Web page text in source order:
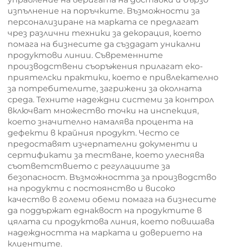
изпълнение на поръчките. Възможности за
персонализиране на марката се предлагат
чрез различни техники за декорация, което
помага на бизнесите да създадат уникални
продуктови линии. Съвременните
производствени съоръжения прилагат еко-
приятелски практики, което е привлекателно
за потребителите, загрижени за околната
среда. Техните надеждни системи за контрол
включват множество точки на инспекция,
което значително намалява процента на
дефекти в крайния продукт. Често се
предоставят изчерпателни документи и
сертификати за тестване, което улеснява
съответствието с регулациите за
безопасност. Възможността за производство
на продукти с постоянство и високо
качество в големи обеми помага на бизнесите
да поддържат еднаквост на продуктите в
цялата си продуктовa линия, което повишава
надеждността на марката и доверието на
клиентите.